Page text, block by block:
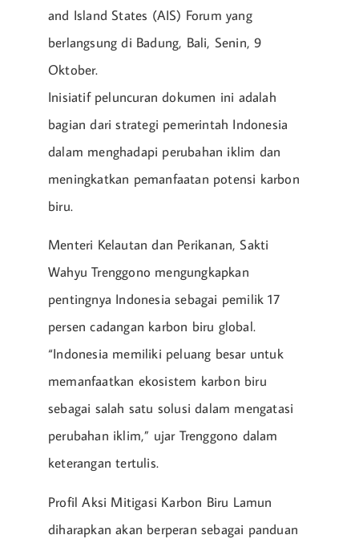
and Island States (AIS) Forum yang
berlangsung di Badung, Bali, Senin, 9
Oktober.
Inisiatif peluncuran dokumen ini adalah
bagian dari strategi pemerintah Indonesia
dalam menghadapi perubahan iklim dan
meningkatkan pemanfaatan potensi karbon
biru.
Menteri Kelautan dan Perikanan, Sakti
Wahyu Trenggono mengungkapkan
pentingnya Indonesia sebagai pemilik 17
persen cadangan karbon biru global.
“Indonesia memiliki peluang besar untuk
memanfaatkan ekosistem karbon biru
sebagai salah satu solusi dalam mengatasi
perubahan iklim,” ujar Trenggono dalam
keterangan tertulis.
Profil Aksi Mitigasi Karbon Biru Lamun
diharapkan akan berperan sebagai panduan